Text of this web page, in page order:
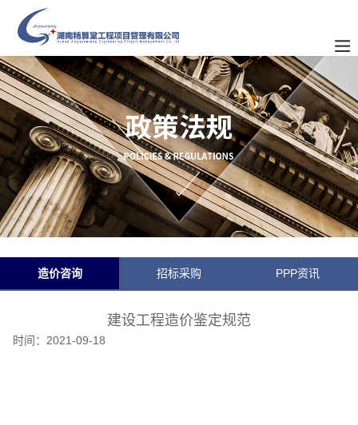
造价咨询 招标采购 PPP资讯
建设工程造价鉴定规范
时间： 2021-09-18